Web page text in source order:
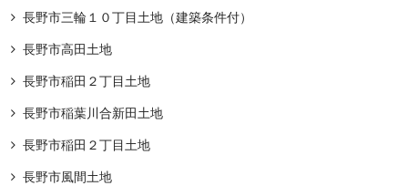
長野市三輪１０丁目土地（建築条件付）
長野市高田土地
長野市稲田２丁目土地
長野市稲葉川合新田土地
長野市稲田２丁目土地
長野市風間土地